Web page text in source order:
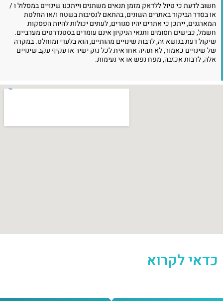
חשוב לדעת כי טיול ללדאק מזמן תנאים משתנים וייתכנו שינויים במסלול ו /
או בסדר הביקור באתרים השונים, בהתאם לנסיבות בשטח ו/או החלטת
המארגנים, ייתכן כי אתרים יהיו סגורים, לעתים יכולות להיות הפסקות
חשמל, כבישים חסומים ותנאי הניקיון אינם עומדים בסטנדרטים מערביים.
שיקול דעת בנושא זה, לרבות שינויים מהותיים, הוא בלעדי ומוחלט. במקרה
של שינויים כאמור, לא תהיה אחראית לכל נזק ישיר או עקיף עקב שינויים
אלה, לרבות אכזבה, מפח נפש או אי נעימות.
כדאי לקרוא